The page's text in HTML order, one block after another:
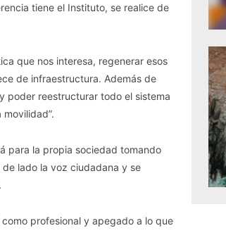
tiene el Instituto, se realice de
que nos interesa, regenerar esos
de infraestructura. Además de
poder reestructurar todo el sistema
para la propia sociedad tomando
lado la voz ciudadana y se
profesional y apegado a lo que